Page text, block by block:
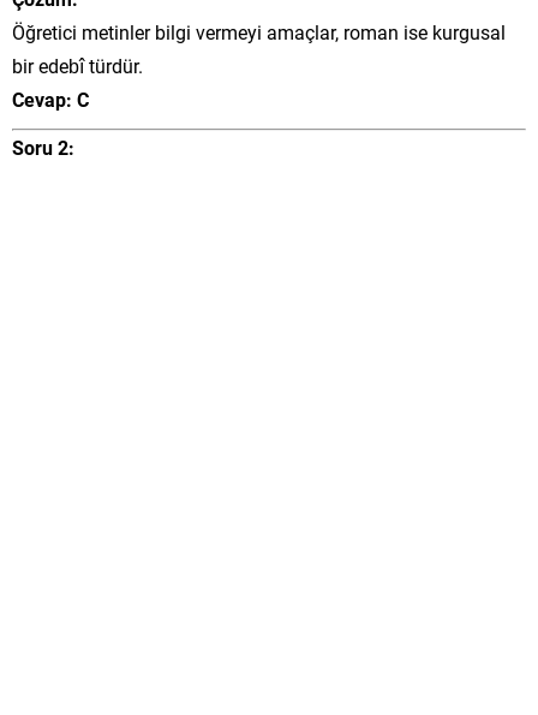
Öğretici metinler bilgi vermeyi amaçlar, roman ise kurgusal
bir edebî türdür.
Cevap: C
Soru 2: